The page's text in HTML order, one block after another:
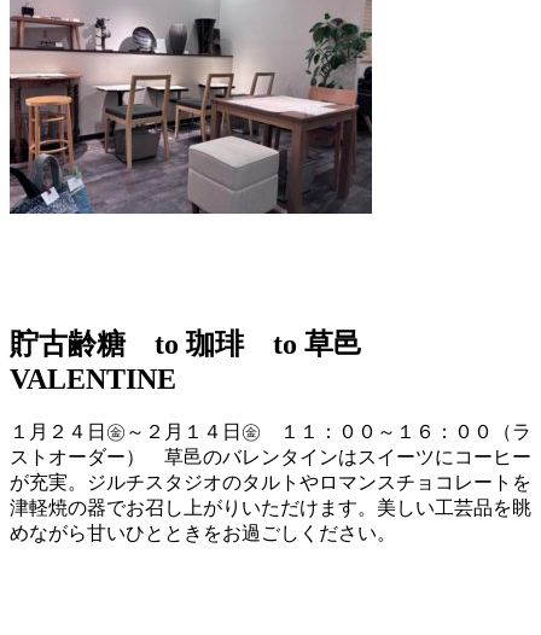
貯古齢糖 to 珈琲 to 草邑
VALENTINE
１月２４日㊎～２月１４日㊎ １１：００～１６：００（ラ
ストオーダー） 草邑のバレンタインはスイーツにコーヒー
が充実。ジルチスタジオのタルトやロマンスチョコレートを
津軽焼の器でお召し上がりいただけます。美しい工芸品を眺
めながら甘いひとときをお過ごしください。